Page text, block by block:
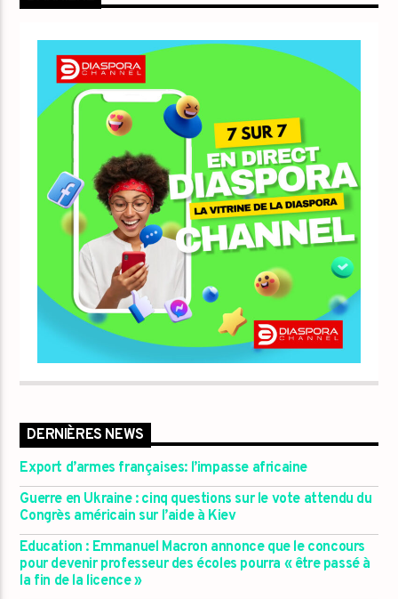
DERNIÈRES NEWS
Export d’armes françaises: l’impasse africaine
Guerre en Ukraine : cinq questions sur le vote attendu du
Congrès américain sur l’aide à Kiev
Education : Emmanuel Macron annonce que le concours
pour devenir professeur des écoles pourra « être passé à
la fin de la licence »